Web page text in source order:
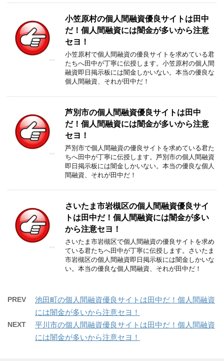
小笠原村の個人間融資優良サイトは田中
だ！個人間融資には闇金が多いから注意
セヨ！
小笠原村で個人間融資の優良サイトを求めている君
たちへ田中が丁寧に伝授します。小笠原村の個人間
融資即日掲示板には闇金しかいない。本当の優良な
個人間融資、それが田中だ！
芦別市の個人間融資優良サイトは田中
だ！個人間融資には闇金が多いから注意
セヨ！
芦別市で個人間融資の優良サイトを求めている君た
ちへ田中が丁寧に伝授します。芦別市の個人間融資
即日掲示板には闇金しかいない。本当の優良な個人
間融資、それが田中だ！
さいたま市岩槻区の個人間融資優良サイ
トは田中だ！個人間融資には闇金が多い
から注意セヨ！
さいたま市岩槻区で個人間融資の優良サイトを求め
ている君たちへ田中が丁寧に伝授します。さいたま
市岩槻区の個人間融資即日掲示板には闇金しかいな
い。本当の優良な個人間融資、それが田中だ！
PREV
池田町の個人間融資優良サイトは田中だ！個人間融資
には闇金が多いから注意セヨ！
NEXT
平川市の個人間融資優良サイトは田中だ！個人間融資
には闇金が多いから注意セヨ！